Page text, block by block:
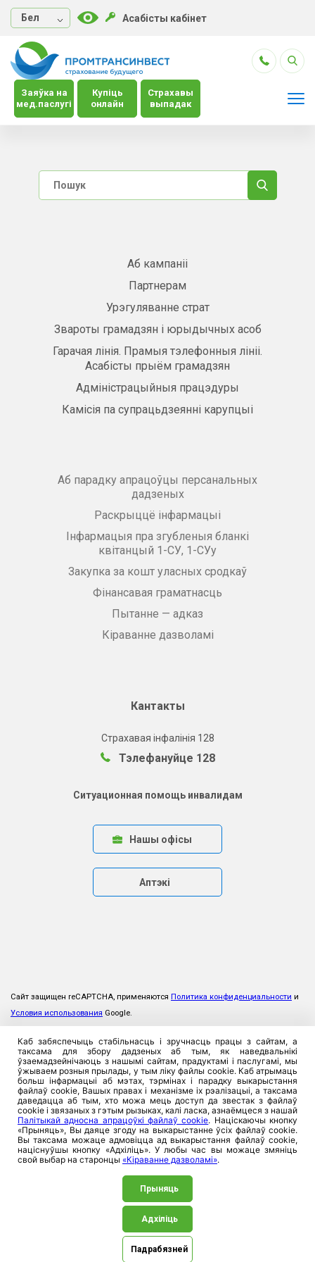
Бел Асабісты кабінет
Заяўка на
мед.паслугі
Купіць
онлайн
Страхавы
выпадак
Аб кампаніі
Партнерам
Урэгуляванне страт
Звароты грамадзян і юрыдычных асоб
Гарачая лінія. Прамыя тэлефонныя лініі.
Асабісты прыём грамадзян
Адміністрацыйныя працэдуры
Камісія па супрацьдзеянні карупцыі
Аб парадку апрацоўцы персанальных
дадзеных
Раскрыццё інфармацыі
Інфармацыя пра згубленыя бланкі
квітанцый 1-СУ, 1-СУу
Закупка за кошт уласных сродкаў
Фінансавая граматнасць
Пытанне — адказ
Кіраванне дазволамі
Кантакты
Страхавая інфалінія 128
Тэлефануйце 128
Ситуационная помощь инвалидам
Нашы офісы
Аптэкі
Сайт защищен reCAPTCHA, применяются Политика конфиденциальности и
Условия использования Google.
©2026. ЗАСТ «Прамтрансінвест», 220026, Рэспублика
Беларусь, г. Мінск, вул. Пляханава, 8. УНП 100357923
Каб забяспечыць стабільнасць і зручнасць працы з сайтам, а
таксама для збору дадзеных аб тым, як наведвальнікі
ўзаемадзейнічаюць з нашымі сайтам, прадуктамі і паслугамі, мы
ўжываем розныя прылады, у тым ліку файлы cookie. Каб атрымаць
больш інфармацыі аб мэтах, тэрмінах і парадку выкарыстання
файлаў cookie, Вашых правах і механізме іх рэалізацыі, а таксама
даведацца аб тым, хто можа мець доступ да звестак з файлаў
cookie і звязаных з гэтым рызыках, калі ласка, азнаёмцеся з нашай
Палітыкай адносна апрацоўкі файлаў cookie. Націскаючы кнопку
«Прыняць», Вы даяце згоду на выкарыстанне ўсіх файлаў cookie.
Вы таксама можаце адмовіцца ад выкарыстання файлаў cookie,
націснуўшы кнопку «Адхіліць». У любы час вы можаце змяніць
свой выбар на старонцы «Кіраванне дазволамі».
Прыняць
Адхіліць
Падрабязней